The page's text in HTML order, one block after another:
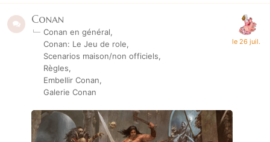
Conan
Conan en général
Conan: Le Jeu de role
Scenarios maison/non officiels
Règles
Embellir Conan
Galerie Conan